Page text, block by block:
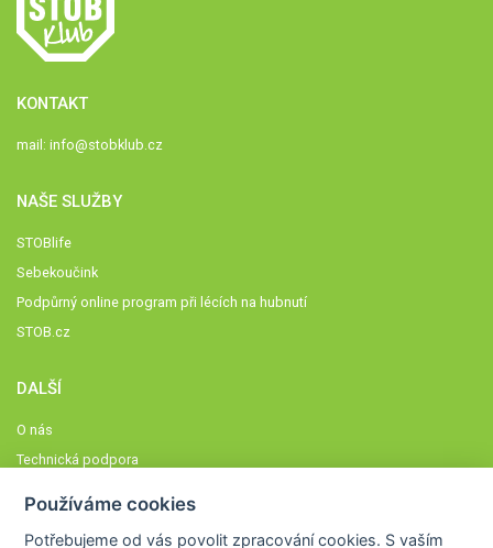
KONTAKT
mail: info@stobklub.cz
NAŠE SLUŽBY
STOBlife
Sebekoučink
Podpůrný online program při lécích na hubnutí
STOB.cz
DALŠÍ
O nás
Technická podpora
Používáme cookies
Potřebujeme od vás povolit zpracování cookies. S vaším